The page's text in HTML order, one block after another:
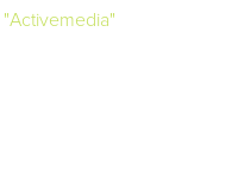
"Activemedia"